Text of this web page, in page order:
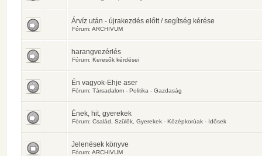
Árvíz után - újrakezdés előtt / segítség kérése
Fórum: ARCHIVUM
harangvezérlés
Fórum: Keresők kérdései
Én vagyok-Ehje aser
Fórum: Társadalom - Politika - Gazdaság
Ének, hit, gyerekek
Fórum: Család, Szülők, Gyerekek - Középkorúak - Idősek
Jelenések könyve
Fórum: ARCHIVUM